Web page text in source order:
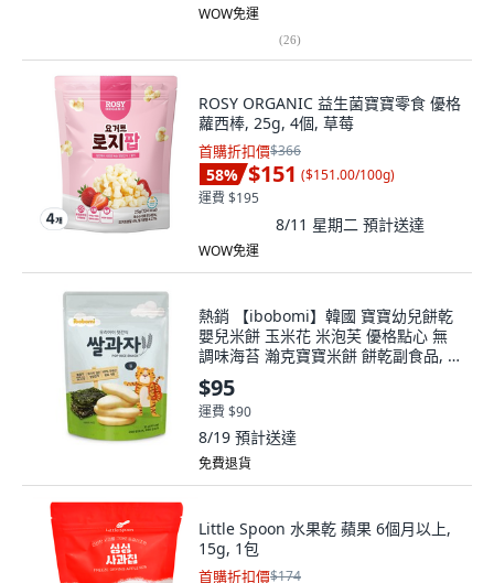
WOW免運
(26)
ROSY ORGANIC 益生菌寶寶零食 優格
蘿西棒, 25g, 4個, 草莓
首購折扣價$366
58% $151 ($151.00/100g)
運費 $195
8/11 星期二 預計送達
WOW免運
熱銷 【ibobomi】韓國 寶寶幼兒餅乾
嬰兒米餅 玉米花 米泡芙 優格點心 無
調味海苔 瀚克寶寶米餅 餅乾副食品, 1
個, 【嬰兒米餅】海苔
$95
運費 $90
8/19 預計送達
免費退貨
Little Spoon 水果乾 蘋果 6個月以上,
15g, 1包
首購折扣價$174